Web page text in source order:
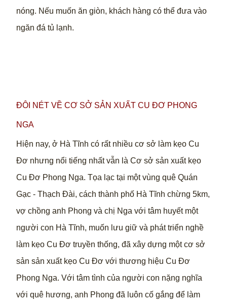
nóng. Nếu muốn ăn giòn, khách hàng có thể đưa vào
ngăn đá tủ lạnh.
ĐÔI NÉT VỀ CƠ SỞ SẢN XUẤT CU ĐƠ PHONG
NGA
Hiện nay, ở Hà Tĩnh có rất nhiều cơ sở làm kẹo Cu
Đơ nhưng nổi tiếng nhất vẫn là Cơ sở sản xuất kẹo
Cu Đơ Phong Nga. Tọa lạc tại một vùng quê Quán
Gạc - Thạch Đài, cách thành phố Hà Tĩnh chừng 5km,
vợ chồng anh Phong và chị Nga với tâm huyết một
người con Hà Tĩnh, muốn lưu giữ và phát triển nghề
làm kẹo Cu Đơ truyền thống, đã xây dựng một cơ sở
sản sản xuất kẹo Cu Đơ với thương hiệu Cu Đơ
Phong Nga. Với tâm tình của người con nặng nghĩa
với quê hương, anh Phong đã luôn cố gắng để làm